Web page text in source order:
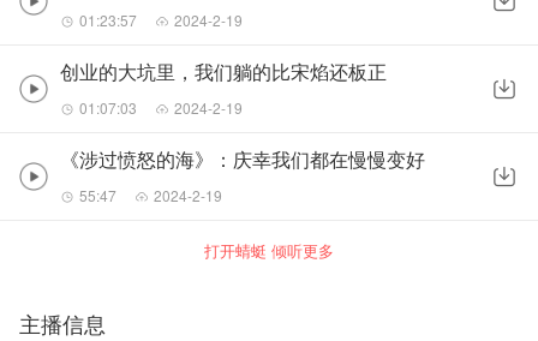
01:23:57 2024-2-19
创业的大坑里，我们躺的比宋焰还板正
01:07:03 2024-2-19
《涉过愤怒的海》：庆幸我们都在慢慢变好
55:47 2024-2-19
打开蜻蜓 倾听更多
主播信息